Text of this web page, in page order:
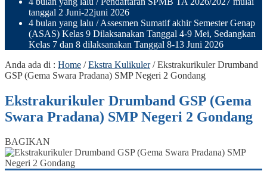
tanggal 2 Juni-22juni 2026
4 bulan yang lalu / Assesmen Sumatif akhir Semester Genap
(ASAS) Kelas 9 Dilaksanakan Tanggal 4-9 Mei, Sedangkan
Kelas 7 dan 8 dilaksanakan Tanggal 8-13 Juni 2026
Anda ada di : Home /Ekstra Kulikuler/Ekstrakurikuler Drumband
GSP (Gema Swara Pradana) SMP Negeri 2 Gondang
Ekstrakurikuler Drumband GSP (Gema
Swara Pradana) SMP Negeri 2 Gondang
BAGIKAN